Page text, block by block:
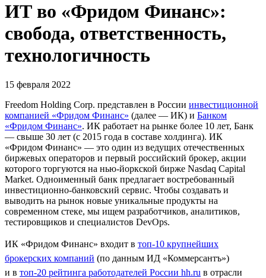
ИТ во «Фридом Финанс»:
свобода, ответственность,
технологичность
15 февраля 2022
Freedom Holding Corp. представлен в России инвестиционной
компанией «Фридом Финанс» (далее — ИК) и Банком
«Фридом Финанс». ИК работает на рынке более 10 лет, Банк
— свыше 30 лет (с 2015 года в составе холдинга). ИК
«Фридом Финанс» — это один из ведущих отечественных
биржевых операторов и первый российский брокер, акции
которого торгуются на нью-йоркской бирже Nasdaq Capital
Market. Одноименный банк предлагает востребованный
инвестиционно-банковский сервис. Чтобы создавать и
выводить на рынок новые уникальные продукты на
современном стеке, мы ищем разработчиков, аналитиков,
тестировщиков и специалистов DevOps.
ИК «Фридом Финанс» входит в топ-10 крупнейших
брокерских компаний (по данным ИД «Коммерсантъ»)
и в топ-20 рейтинга работодателей России hh.ru в отрасли